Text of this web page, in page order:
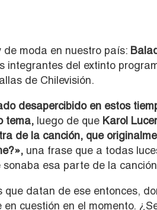
moda en nuestro país:
integrantes del extinto
de Chilevisión.
desapercibido en estos
tema, luego de que Karol
de la canción, que
una frase que a todas
esa parte de la
que datan de ese entonces,
cuestión en el momento.